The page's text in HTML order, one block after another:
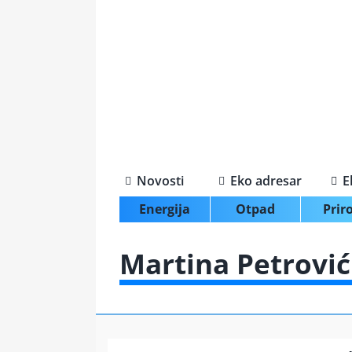
Novosti
Energija
Otpad
Eko adresar
Martina Petrović